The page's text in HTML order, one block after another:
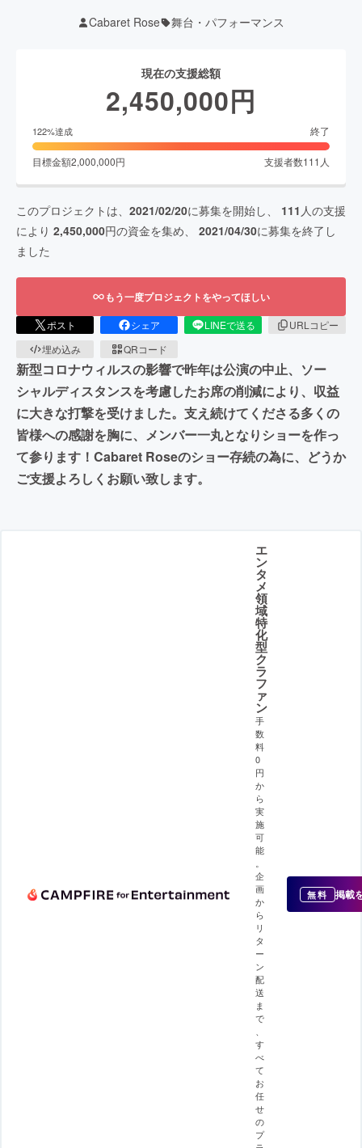
Cabaret Rose 舞台・パフォーマンス
現在の支援総額
2,450,000円
122%達成 終了
目標金額2,000,000円 支援者数111 人
このプロジェクトは、 2021/02/20に募集を開始し、 111 人の支援
により 2,450,000円の資金を集め、 2021/04/30に募集を終了し
ました
もう一度プロジェクトをやってほしい
ポスト シェア LINEで送る
URLコピー
埋め込み
QRコード
新型コロナウィルスの影響で昨年は公演の中止、ソー
シャルディスタンスを考慮したお席の削減により、収益
に大きな打撃を受けました。支え続けてくださる多くの
皆様への感謝を胸に、メンバー一丸となりショーを作っ
て参ります！Cabaret Roseのショー存続の為に、どうか
ご支援よろしくお願い致します。
エ
ン
タ
メ
領
域
特
化
型
ク
ラ
フ
ァ
ン
手
数
料
0
円
か
ら
実
施
可
能
。
企
画
か
ら
リ
タ
ー
ン
配
送
ま
で
、
す
べ
て
お
任
せ
の
プ
無料 掲載